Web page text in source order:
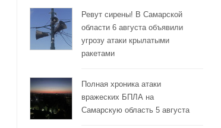
Ревут сирены! В Самарской
области 6 августа объявили
угрозу атаки крылатыми
ракетами
Полная хроника атаки
вражеских БПЛА на
Самарскую область 5 августа